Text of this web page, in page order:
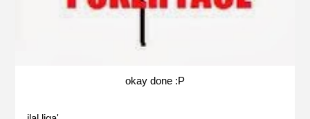
okay done :P